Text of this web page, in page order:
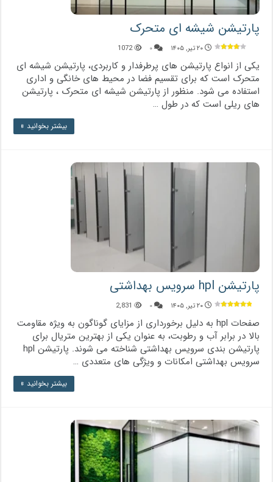
پارتیشن شیشه ای متحرک
۲۰ تیر, ۱۴۰۵ ۰ 1072
یکی از انواع پارتیشن های پرطرفدار و کاربردی، پارتیشن شیشه ای
متحرک است که برای تقسیم فضا در محیط های خانگی و اداری
استفاده می شود. منظور از پارتیشن شیشه ای متحرک ، پارتیشن
های ریلی است که در طول …
بیشتر بخوانید »
پارتیشن hpl سرویس بهداشتی
۲۰ تیر, ۱۴۰۵ ۰ 2,831
صفحات hpl به دلیل برخورداری از مزایای گوناگون به ویژه مقاومت
بالا در برابر آب و رطوبت، به عنوان یکی از بهترین متریال برای
پارتیشن بندی سرویس بهداشتی شناخته می شوند. پارتیشن hpl
سرویس بهداشتی امکانات و ویژگی های متعددی …
بیشتر بخوانید »